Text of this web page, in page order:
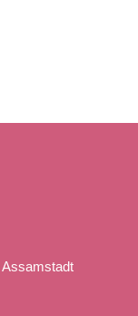
Assamstadt